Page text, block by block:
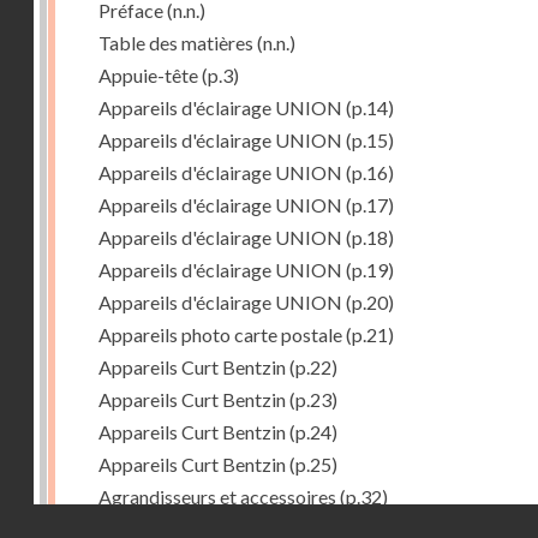
Préface(n.n.)
Table des matières (n.n.)
Appuie-tête(p.3)
Appareils d'éclairage UNION (p.14)
Appareils d'éclairage UNION (p.15)
Appareils d'éclairage UNION (p.16)
Appareils d'éclairage UNION (p.17)
Appareils d'éclairage UNION (p.18)
Appareils d'éclairage UNION (p.19)
Appareils d'éclairage UNION (p.20)
Appareils photo carte postale(p.21)
Appareils Curt Bentzin(p.22)
Appareils Curt Bentzin(p.23)
Appareils Curt Bentzin(p.24)
Appareils Curt Bentzin(p.25)
Agrandisseurs et accessoires (p.32)